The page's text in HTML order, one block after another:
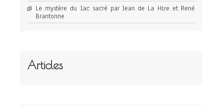
Le mystère du lac sacré par Jean de La Hire et René
Brantonne
Articles